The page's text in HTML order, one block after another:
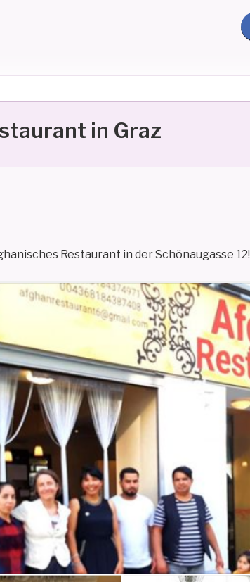
in Graz
Restaurant in der Schönaugasse 12!